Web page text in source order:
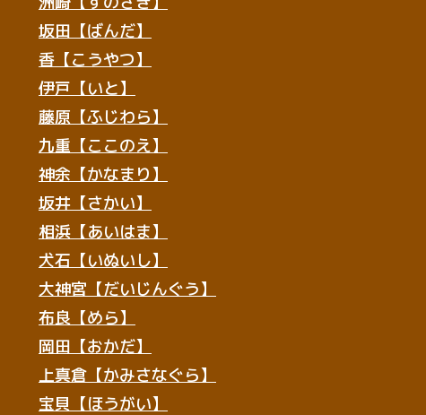
坂田【ばんだ】
香【こうやつ】
伊戸【いと】
藤原【ふじわら】
九重【ここのえ】
神余【かなまり】
坂井【さかい】
相浜【あいはま】
犬石【いぬいし】
大神宮【だいじんぐう】
布良【めら】
岡田【おかだ】
上真倉【かみさなぐら】
宝貝【ほうがい】